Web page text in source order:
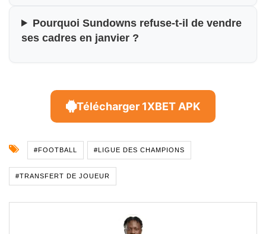
Pourquoi Sundowns refuse-t-il de vendre
ses cadres en janvier ?
Télécharger 1XBET APK
#FOOTBALL #LIGUE DES CHAMPIONS
#TRANSFERT DE JOUEUR